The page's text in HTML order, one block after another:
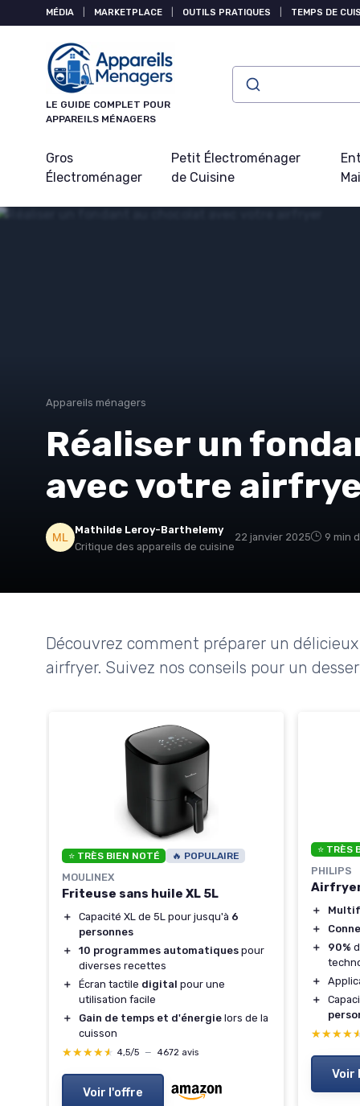
MÉDIA MARKETPLACE OUTILS PRATIQUES TEMPS DE
LE GUIDE COMPLET POUR
APPAREILS MÉNAGERS
Gros
Électroménager
Petit Électroménager
de Cuisine
Appareils ménagers
Réaliser un
avec votre
Mathilde Leroy-Barthelemy
Critique des appareils de cuisine
22 janvier 2025 9 min
Découvrez comment préparer un
airfryer. Suivez nos conseils pour un
⭐ TRÈS BIEN NOTÉ 🔥 POPULAIRE
MOULINEX
Friteuse sans huile XL 5L
＋ Capacité XL de 5L pour jusqu'à 6
personnes
＋
10 programmes automatiques pour
diverses recettes
＋
Écran tactile digital pour une
utilisation facile
＋
Gain de temps et d'énergie lors de la
cuisson
★★★★★
★★★★★ 4,5/5 — 4672 avis
Voir l'offre
⭐ TRÈS
PHILIPS
Airfryer
＋
＋
＋
90%
＋
＋
★★★★★
★★★★★
Voir
Panneau de gestion des cookies